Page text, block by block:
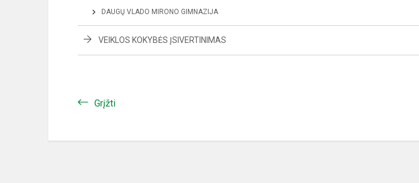
DAUGŲ VLADO MIRONO GIMNAZIJA
VEIKLOS KOKYBĖS ĮSIVERTINIMAS
Grįžti